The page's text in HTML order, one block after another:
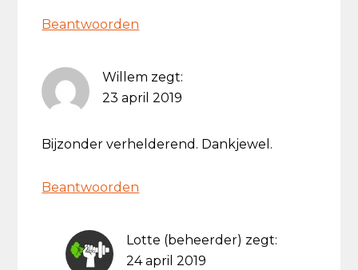
Beantwoorden
Willem zegt:
23 april 2019
Bijzonder verhelderend. Dankjewel.
Beantwoorden
Lotte (beheerder) zegt:
24 april 2019